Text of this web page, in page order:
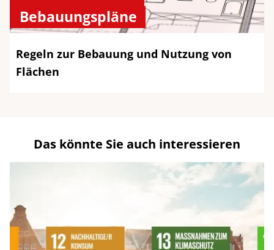
Bebauungspläne
Regeln zur Bebauung und Nutzung von
Flächen
Das könnte Sie auch interessieren